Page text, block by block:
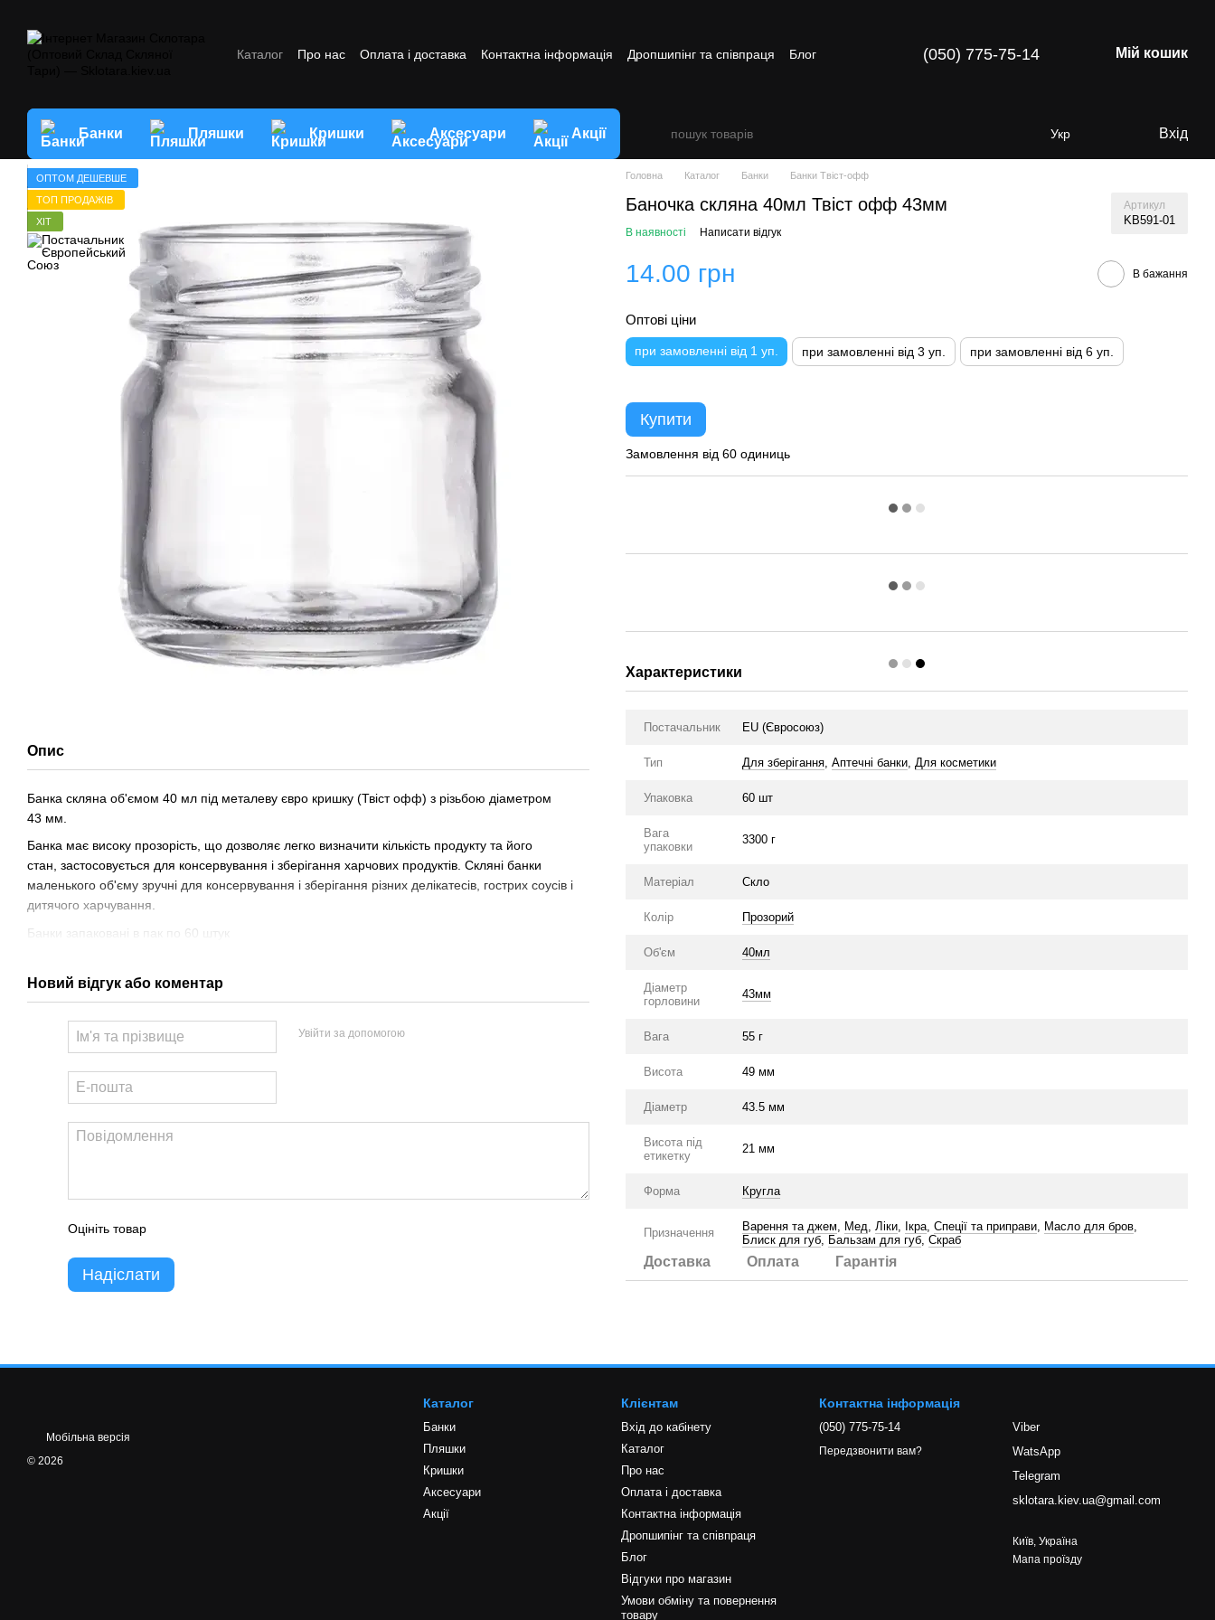
Каталог Про нас Оплата і доставка Контактна інформація Дропшипінг та співпраця
Блог
(050) 775-75-14 Мій кошик
Банки Пляшки Кришки Аксесуари Акції Укр Вхід
ОПТОМ ДЕШЕВШЕ
ТОП ПРОДАЖІВ
ХІТ
Опис
Банка скляна об'ємом 40 мл під металеву євро кришку (Твіст офф) з різьбою діаметром
43 мм.
Банка має високу прозорість, що дозволяє легко визначити кількість продукту та його
стан, застосовується для консервування і зберігання харчових продуктів. Скляні банки
маленького об'єму зручні для консервування і зберігання різних делікатесів, гострих соусів і
дитячого харчування.
Банки запаковані в пак по 60 штук
Новий відгук або коментар
Увійти за допомогою
Оцініть товар
Надіслати
Головна Каталог Банки Банки Твіст-офф
Баночка скляна 40мл Твіст офф 43мм Артикул
KB591-01
В наявності Написати відгук
14.00 грн В бажання
Оптові ціни
при замовленні від 1 уп. при замовленні від 3 уп. при замовленні від 6 уп.
Купити
Замовлення від 60 одиниць
Характеристики
Постачальник EU (Євросоюз)
Тип Для зберігання, Аптечні банки, Для косметики
Упаковка 60 шт
Вага
упаковки
3300 г
Матеріал Скло
Колір Прозорий
Об'єм 40мл
Діаметр
горловини
43мм
Вага 55 г
Висота 49 мм
Діаметр 43.5 мм
Висота під
етикетку
21 мм
Форма Кругла
Призначення Варення та джем, Мед, Ліки, Ікра, Спеції та приправи, Масло для бров,
Блиск для губ, Бальзам для губ, Скраб
Доставка Оплата Гарантія
Мобільна версія
© 2026
Каталог
Банки
Пляшки
Кришки
Аксесуари
Акції
Клієнтам
Вхід до кабінету
Каталог
Про нас
Оплата і доставка
Контактна інформація
Дропшипінг та співпраця
Блог
Відгуки про магазин
Умови обміну та повернення
товару
Контактна інформація
(050) 775-75-14
Передзвонити вам?
Viber
WatsApp
Telegram
sklotara.kiev.ua@gmail.com
Київ, Україна
Мапа проїзду